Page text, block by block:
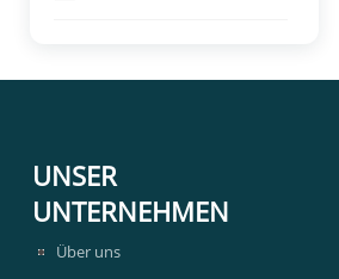
UNSER
UNTERNEHMEN
Über uns